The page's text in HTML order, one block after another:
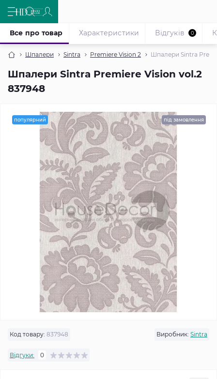
Шпалери Sintra Premiere Vision 2 Шпалери Sintra
Шпалери Sintra Premiere Vision vol.2
837948
Все про товар Характеристики Відгуків 0
популярний під замовлення
Код товару: 837948 Виробник: Sintra
Відгуки: 0